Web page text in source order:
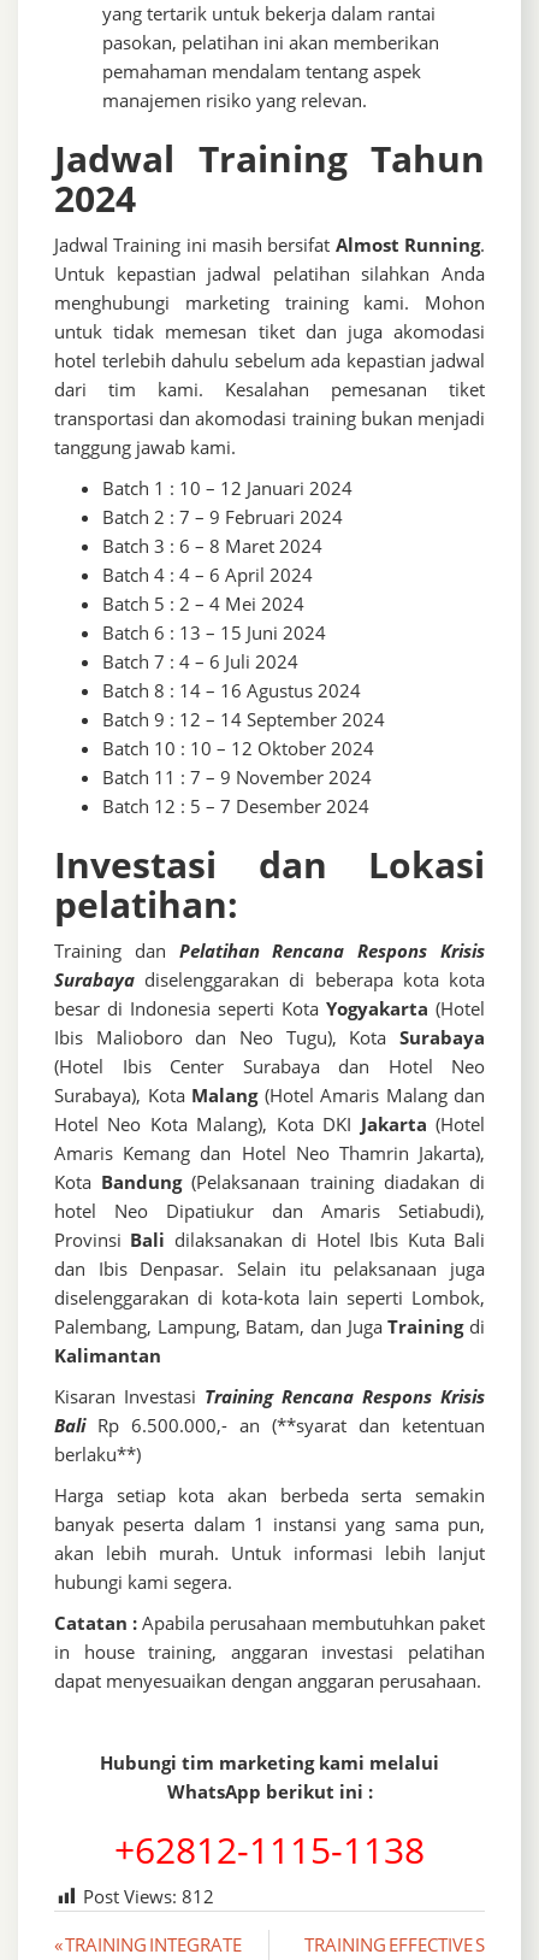
yang tertarik untuk bekerja dalam rantai
pasokan, pelatihan ini akan memberikan
pemahaman mendalam tentang aspek
manajemen risiko yang relevan.
Jadwal Training Tahun
2024
Jadwal Training ini masih bersifat Almost Running.
Untuk kepastian jadwal pelatihan silahkan Anda
menghubungi marketing training kami. Mohon
untuk tidak memesan tiket dan juga akomodasi
hotel terlebih dahulu sebelum ada kepastian jadwal
dari tim kami. Kesalahan pemesanan tiket
transportasi dan akomodasi training bukan menjadi
tanggung jawab kami.
Batch 1 : 10 – 12 Januari 2024
Batch 2 : 7 – 9 Februari 2024
Batch 3 : 6 – 8 Maret 2024
Batch 4 : 4 – 6 April 2024
Batch 5 : 2 – 4 Mei 2024
Batch 6 : 13 – 15 Juni 2024
Batch 7 : 4 – 6 Juli 2024
Batch 8 : 14 – 16 Agustus 2024
Batch 9 : 12 – 14 September 2024
Batch 10 : 10 – 12 Oktober 2024
Batch 11 : 7 – 9 November 2024
Batch 12 : 5 – 7 Desember 2024
Investasi dan Lokasi
pelatihan:
Training dan Pelatihan Rencana Respons Krisis
Surabaya diselenggarakan di beberapa kota kota
besar di Indonesia seperti Kota Yogyakarta (Hotel
Ibis Malioboro dan Neo Tugu), Kota Surabaya
(Hotel Ibis Center Surabaya dan Hotel Neo
Surabaya), Kota Malang(Hotel Amaris Malang dan
Hotel Neo Kota Malang), Kota DKI Jakarta (Hotel
Amaris Kemang dan Hotel Neo Thamrin Jakarta),
Kota Bandung(Pelaksanaan training diadakan di
hotel Neo Dipatiukur dan Amaris Setiabudi),
Provinsi Bali dilaksanakan di Hotel Ibis Kuta Bali
dan Ibis Denpasar. Selain itu pelaksanaan juga
diselenggarakan di kota-kota lain seperti Lombok,
Palembang, Lampung, Batam, dan JugaTrainingdi
Kalimantan
Kisaran Investasi Training Rencana Respons Krisis
Bali Rp 6.500.000,- an (**syarat dan ketentuan
berlaku**)
Harga setiap kota akan berbeda serta semakin
banyak peserta dalam 1 instansi yang sama pun,
akan lebih murah. Untuk informasi lebih lanjut
hubungi kami segera.
Catatan : Apabila perusahaan membutuhkan paket
in house training, anggaran investasi pelatihan
dapat menyesuaikan dengan anggaran perusahaan.
Hubungi tim marketing kami melalui
WhatsApp berikut ini :
+62812-1115-1138
Post Views: 812
Post
« TRAINING INTEGRATE TRAINING EFFECTIVE S